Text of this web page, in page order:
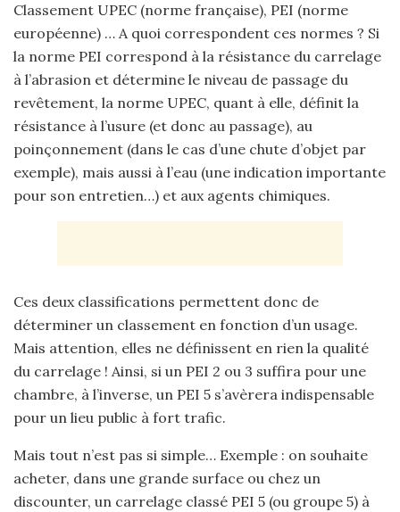
Classement UPEC (norme française), PEI (norme
européenne) … A quoi correspondent ces normes ? Si
la norme PEI correspond à la résistance du carrelage
à l’abrasion et détermine le niveau de passage du
revêtement, la norme UPEC, quant à elle, définit la
résistance à l’usure (et donc au passage), au
poinçonnement (dans le cas d’une chute d’objet par
exemple), mais aussi à l’eau (une indication importante
pour son entretien…) et aux agents chimiques.
Ces deux classifications permettent donc de
déterminer un classement en fonction d’un usage.
Mais attention, elles ne définissent en rien la qualité
du carrelage ! Ainsi, si un PEI 2 ou 3 suffira pour une
chambre, à l’inverse, un PEI 5 s’avèrera indispensable
pour un lieu public à fort trafic.
Mais tout n’est pas si simple… Exemple : on souhaite
acheter, dans une grande surface ou chez un
discounter, un carrelage classé PEI 5 (ou groupe 5) à